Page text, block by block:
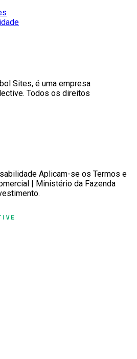
Sites, é uma empresa
Todos os direitos
Aplicam-se os Termos e
| Ministério da Fazenda